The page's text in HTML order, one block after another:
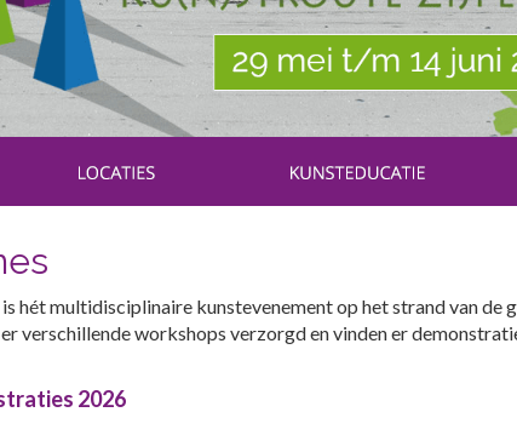
hét multidisciplinaire kunstevenement op het strand van de
verschillende workshops verzorgd en vinden er
2026